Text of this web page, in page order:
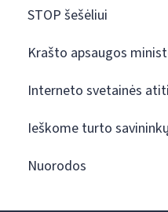
STOP šešėliui
Krašto apsaugos
Interneto svetainės
Ieškome turto savininkų
Nuorodos